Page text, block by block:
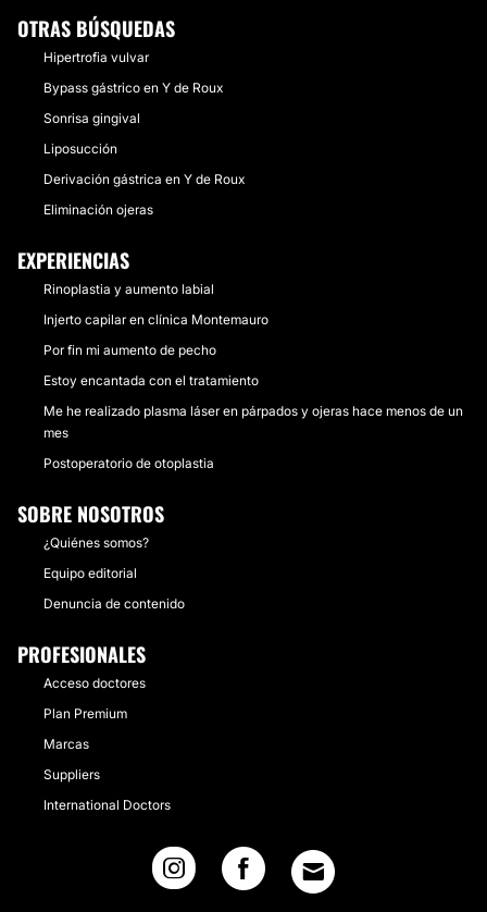
OTRAS BÚSQUEDAS
Hipertrofia vulvar
Bypass gástrico en Y de Roux
Sonrisa gingival
Liposucción
Derivación gástrica en Y de Roux
Eliminación ojeras
EXPERIENCIAS
Rinoplastia y aumento labial
Injerto capilar en clínica Montemauro
Por fin mi aumento de pecho
Estoy encantada con el tratamiento
Me he realizado plasma láser en párpados y ojeras hace menos de un
mes
Postoperatorio de otoplastia
SOBRE NOSOTROS
¿Quiénes somos?
Equipo editorial
Denuncia de contenido
PROFESIONALES
Acceso doctores
Plan Premium
Marcas
Suppliers
International Doctors